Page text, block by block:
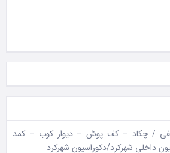
ایوب شریفی / چکاد – کف پوش – دیوار کوب – کمد
داخلی شهرکرد/دکوراسیون شهرکرد